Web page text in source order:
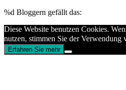
%d Bloggern gefällt das:
Diese Website benutzen Cookies.
nutzen, stimmen Sie der Verwendung
Erfahren Sie mehr